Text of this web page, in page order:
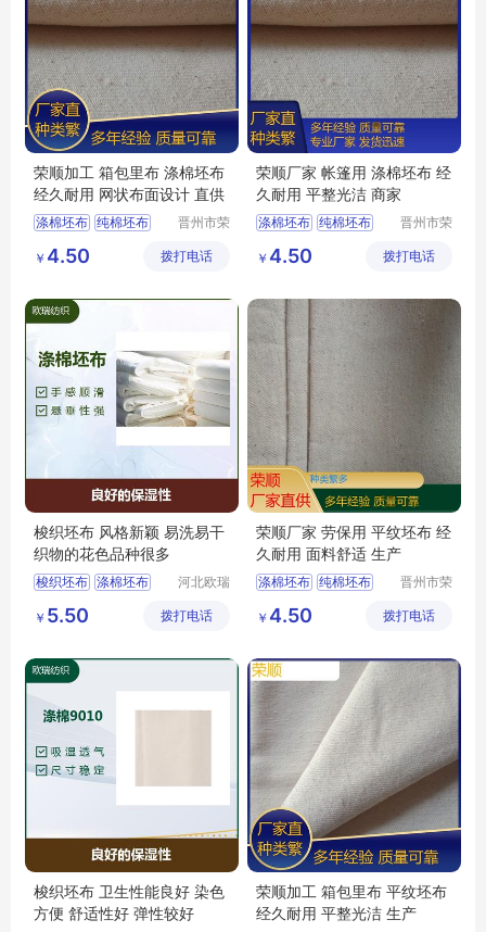
荣顺加工 箱包里布 涤棉坯布
经久耐用 网状布面设计 直供
涤棉坯布 纯棉坯布
涤棉起绒布
平纹坯布
晋州市荣
限公司
￥ 4.50 拨打电话
荣顺厂家 帐篷用 涤棉坯布 经
久耐用 平整光洁 商家
涤棉坯布 纯棉坯布
涤棉起绒布
平纹坯布
晋州市荣
限公司
￥ 4.50 拨打电话
梭织坯布 风格新颖 易洗易干
织物的花色品种很多
梭织坯布 涤棉坯布
平纹坯布
河北欧瑞
有限公司
￥ 5.50 拨打电话
荣顺厂家 劳保用 平纹坯布 经
久耐用 面料舒适 生产
涤棉坯布 纯棉坯布
涤棉起绒布
平纹坯布
晋州市荣
限公司
￥ 4.50 拨打电话
梭织坯布 卫生性能良好 染色
方便 舒适性好 弹性较好
荣顺加工 箱包里布 平纹坯布
经久耐用 平整光洁 生产